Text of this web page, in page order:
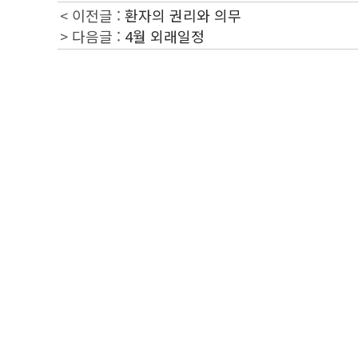
< 이전글 : 환자의 권리와 의무
> 다음글 : 4월 외래일정